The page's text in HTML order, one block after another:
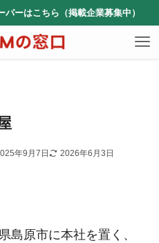
ーはこちら（掲載企業募集中）
年9月7日
2026年6月3日
島原市に本社を置く、